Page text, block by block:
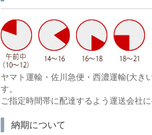
ヤマト運輸・佐川急便・西濃運輸(大き
す。
ご指定時間帯に配達するよう運送会社に
納期について